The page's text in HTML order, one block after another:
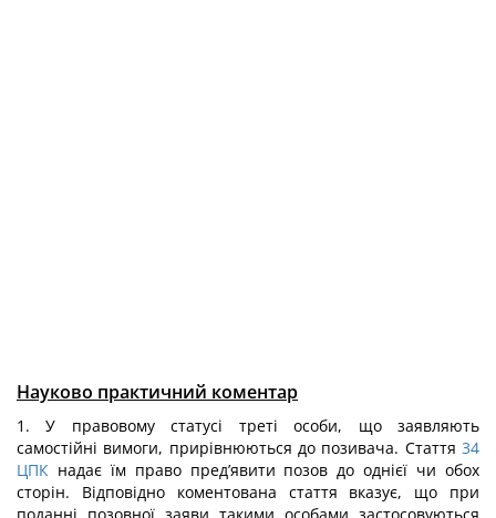
Науково практичний коментар
1. У правовому статусі треті особи, що заявляють
самостійні вимоги, прирівнюються до позивача. Стаття 34
ЦПК надає їм право пред’явити позов до однієї чи обох
сторін. Відповідно коментована стаття вказує, що при